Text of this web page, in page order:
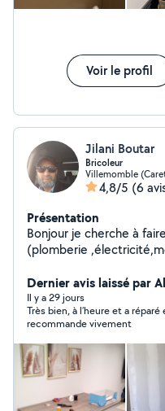
Voir le profil
Jilani Boutar
Bricoleur
Villemomble
4,8/5 (6
Présentation
Bonjour je cherche à
(plomberie
me contacter travail
Dernier avis laissé par
Il y a 29 jours
Très bien, à l’heure et a
recommande vivement